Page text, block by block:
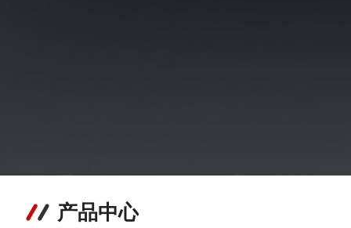
产品中心